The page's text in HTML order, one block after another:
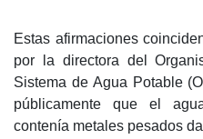
Estas afirmaciones
por la directora del
Sistema de Agua Potable
públicamente que el
contenía metales pesados